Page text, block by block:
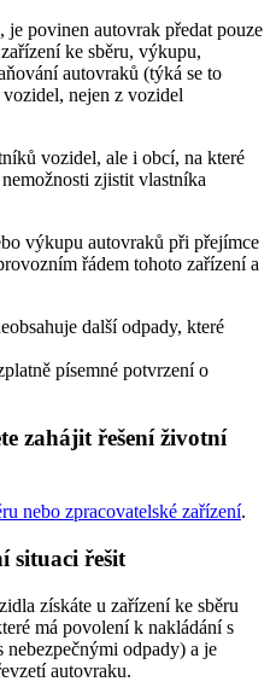
povinen autovrak předat pouze
ke sběru, výkupu,
autovraků (týká se to
nejen z vozidel
vozidel, ale i obcí, na které
zjistit vlastníka
výkupu autovraků při přejímce
řádem tohoto zařízení a
další odpady, které
písemné potvrzení o
zahájit řešení životní
nebo zpracovatelské zařízení.
situaci řešit
získáte u zařízení ke sběru
má povolení k nakládání s
odpady) a je
autovraku.